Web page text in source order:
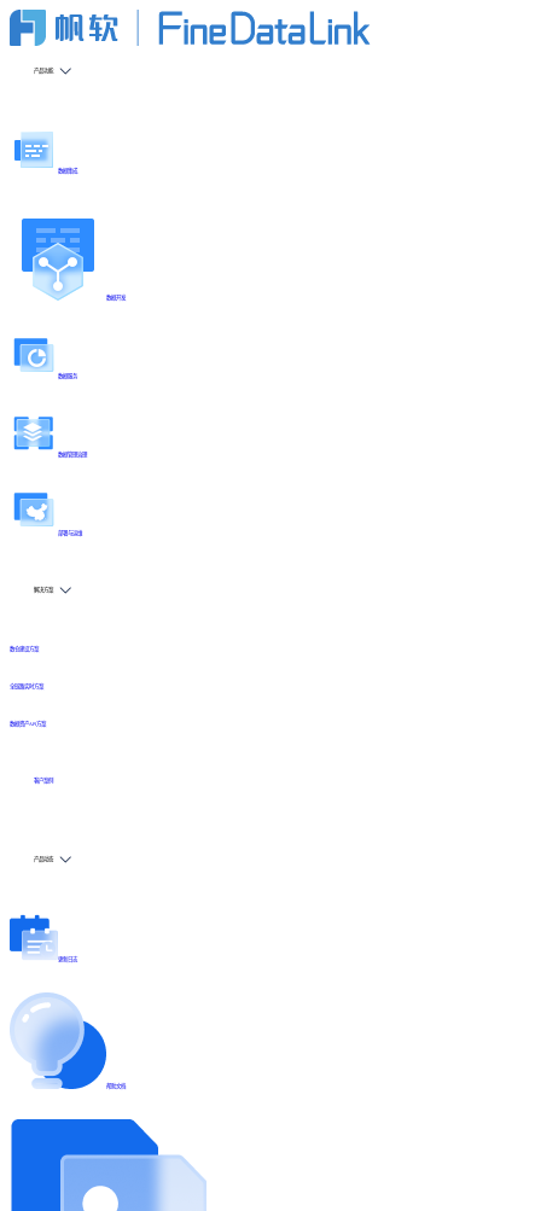
产品功能
数据集成
数据开发
数据服务
数据管理治理
部署与运维
解决方案
数仓建设方案
全链路实时方案
数据资产API方案
客户案例
产品动态
更新日志
帮助文档